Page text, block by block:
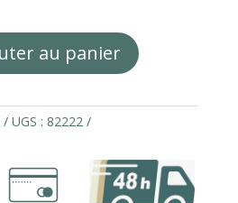
au panier
UGS : 82222